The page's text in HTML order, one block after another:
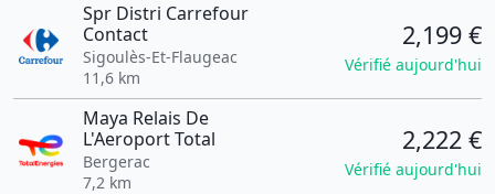
Spr Distri Carrefour
Contact
Sigoulès-Et-Flaugeac
11,6 km
2,199 €
Vérifié aujourd'hui
Maya Relais De
L'Aeroport Total
Bergerac
7,2 km
2,222 €
Vérifié aujourd'hui